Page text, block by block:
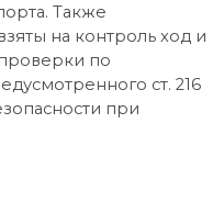
Также
на контроль ход и
по
ст. 216
при